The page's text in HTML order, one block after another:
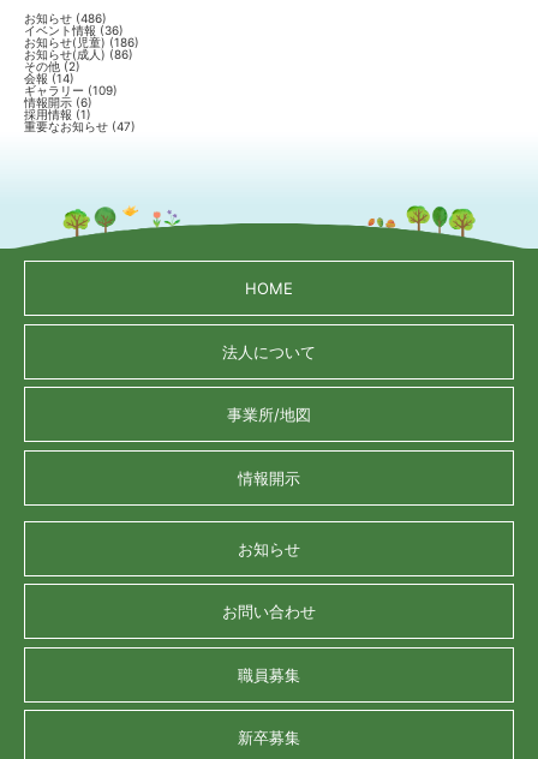
お知らせ (486)
イベント情報 (36)
お知らせ(児童) (186)
お知らせ(成人) (86)
その他 (2)
会報 (14)
ギャラリー (109)
情報開示 (6)
採用情報 (1)
重要なお知らせ (47)
HOME
法人について
事業所/地図
情報開示
お知らせ
お問い合わせ
職員募集
新卒募集